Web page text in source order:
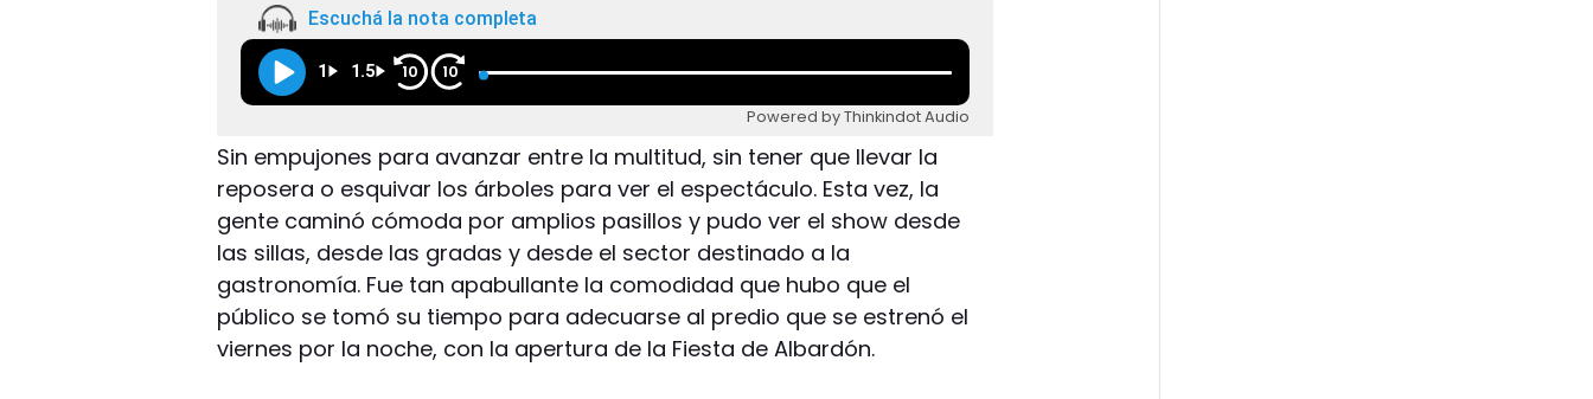
Escuchá la nota completa
1 1.5 10 10
Powered by Thinkindot Audio
Sin empujones para avanzar entre la multitud, sin tener que llevar la
reposera o esquivar los árboles para ver el espectáculo. Esta vez, la
gente caminó cómoda por amplios pasillos y pudo ver el show desde
las sillas, desde las gradas y desde el sector destinado a la
gastronomía. Fue tan apabullante la comodidad que hubo que el
público se tomó su tiempo para adecuarse al predio que se estrenó el
viernes por la noche, con la apertura de la Fiesta de Albardón.